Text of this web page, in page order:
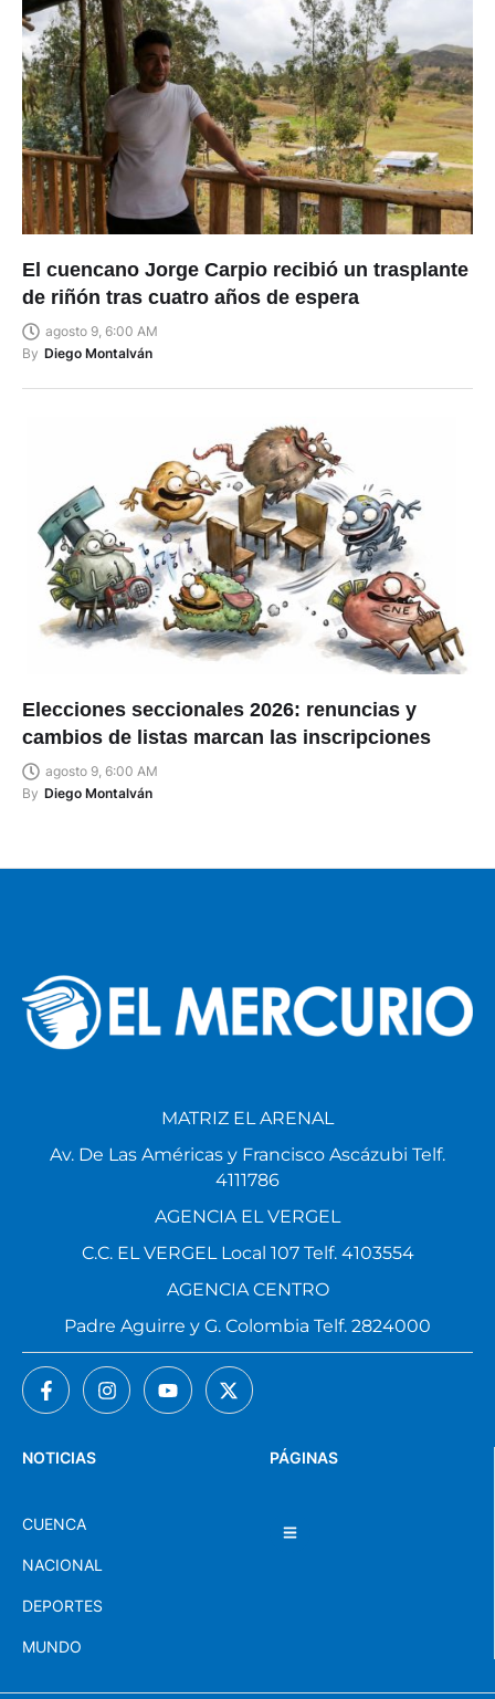
El cuencano Jorge Carpio recibió un trasplante
de riñón tras cuatro años de espera
agosto 9, 6:00 AM
By Diego Montalván
Elecciones seccionales 2026: renuncias y
cambios de listas marcan las inscripciones
agosto 9, 6:00 AM
By Diego Montalván
PÁGINAS
NOTICIAS
CUENCA
NACIONAL
DEPORTES
MUNDO
MATRIZ EL ARENAL
Av. De Las Américas y Francisco Ascázubi Telf.
4111786
AGENCIA EL VERGEL
C.C. EL VERGEL Local 107 Telf. 4103554
AGENCIA CENTRO
Padre Aguirre y G. Colombia Telf. 2824000